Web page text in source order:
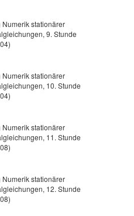
Numerik stationärer
9. Stunde
Numerik stationärer
10. Stunde
Numerik stationärer
11. Stunde
Numerik stationärer
12. Stunde